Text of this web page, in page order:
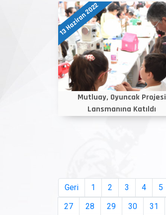
13 Haziran 2022
Mutluay, Oyuncak Projesi
Lansmanına Katıldı
Geri 1 2 3 4 5
27
28 29 30 31